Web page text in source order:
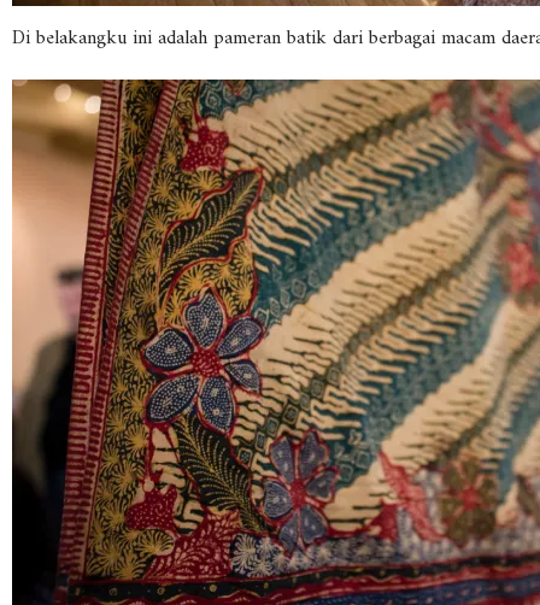
Di belakangku ini adalah pameran batik dari berbagai macam